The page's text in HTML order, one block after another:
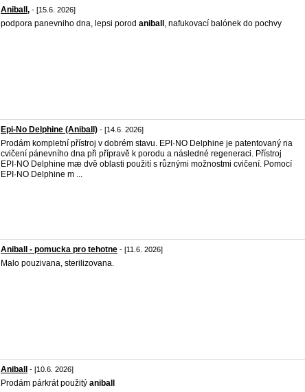
Aniball, - [15.6. 2026]
podpora panevniho dna, lepsi porod aniball , nafukovací balónek do pochvy
Epi-No Delphine (Aniball) - [14.6. 2026]
Prodám kompletní přístroj v dobrém stavu. EPI·NO Delphine je patentovaný na
cvičení pánevního dna při přípravě k porodu a následné regeneraci. Přístroj
EPI·NO Delphine mæ dvě oblasti použití s různými možnostmi cvičení. Pomocí
EPI·NO Delphine m ...
Aniball - pomucka pro tehotne - [11.6. 2026]
Malo pouzivana, sterilizovana.
Aniball - [10.6. 2026]
Prodám párkrát použitý aniball